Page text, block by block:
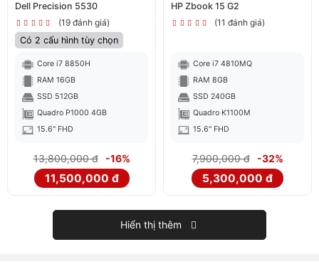
Dell Precision 5530
(19 đánh giá)
Có 2 cấu hình tùy chọn
Core i7 8850H
RAM 16GB
SSD 512GB
Quadro P1000 4GB
15.6" FHD
13,800,000 đ -16%
11,500,000 đ
HP Zbook 15 G2
(11 đánh giá)
Core i7 4810MQ
RAM 8GB
SSD 240GB
Quadro K1100M
15.6" FHD
7,900,000 đ -32%
5,300,000 đ
Hiển thị thêm